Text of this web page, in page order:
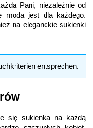
Pani, niezależnie od
moda jest dla każdego,
na eleganckie sukienki
entsprechen.
się sukienka na każdą